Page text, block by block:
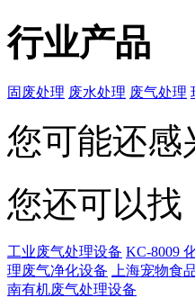
行业产品
固废处理 废水处理 废气处理
您可能还感
您还可以找
工业废气处理设备 KC-8009
理废气净化设备
上海宠物食
南有机废气处理设备